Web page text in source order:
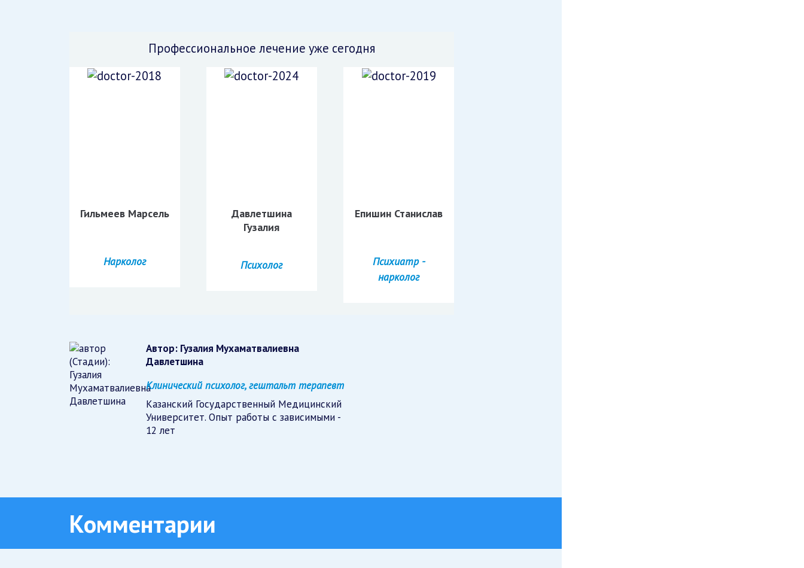
Профессиональное лечение уже сегодня
Гильмеев Марсель
Нарколог
Давлетшина
Гузалия
Психолог
Епишин Станислав
Психиатр -
нарколог
Автор: Гузалия Мухаматвалиевна
Давлетшина
Клинический психолог, гештальт терапевт
Казанский Государственный Медицинский
Университет. Опыт работы с зависимыми -
12 лет
Комментарии